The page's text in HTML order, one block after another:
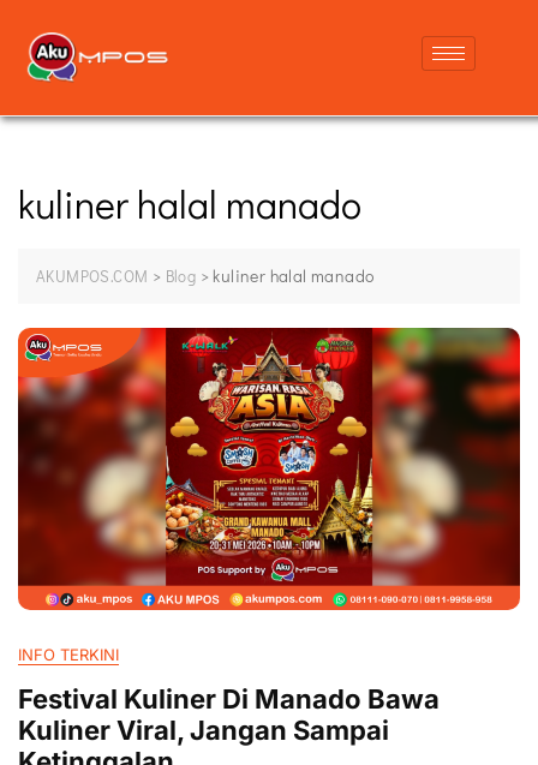
kuliner halal manado
AKUMPOS.COM > Blog > kuliner halal manado
INFO TERKINI
Festival Kuliner Di Manado Bawa
Kuliner Viral, Jangan Sampai